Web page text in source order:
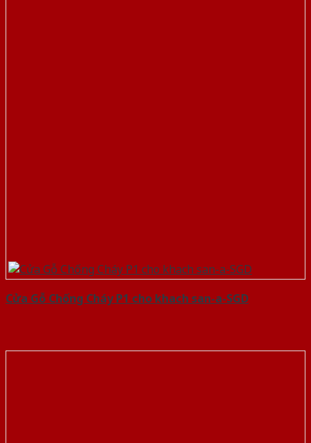
Cửa Gỗ Chống Cháy P1 cho khach san-a-SGD